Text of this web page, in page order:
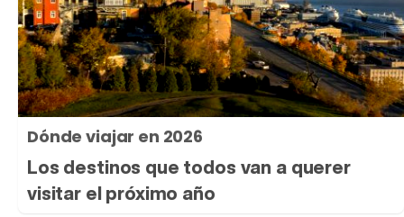
Dónde viajar en 2026
Los destinos que todos van a querer
visitar el próximo año